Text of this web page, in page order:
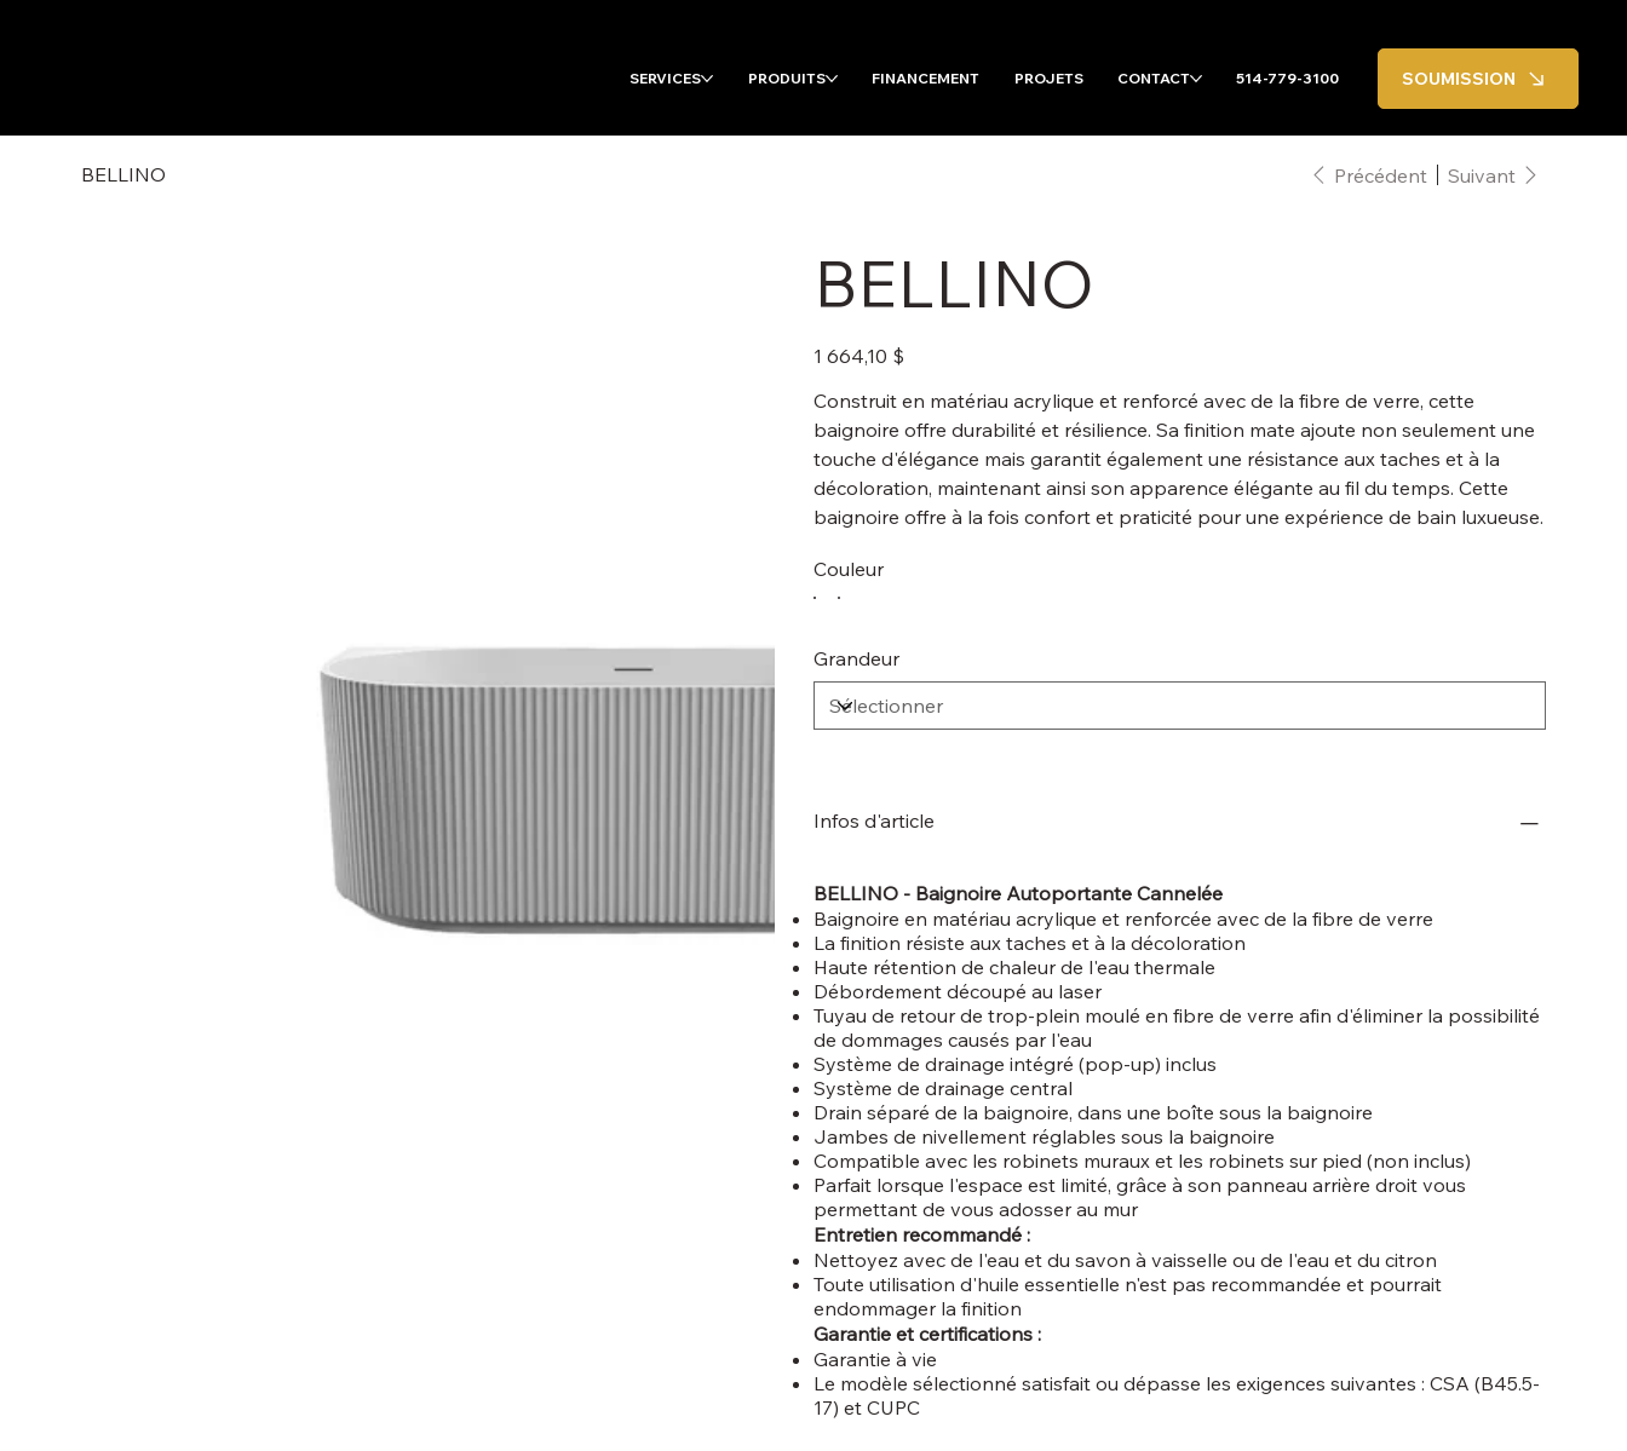
SERVICES PRODUITS FINANCEMENT PROJETS CONTACT 514-779-3100 SOUMISSION
BELLINO Précédent Suivant
BELLINO
Prix
1 664,10 $
Construit en matériau acrylique et renforcé avec de la fibre de verre, cette
baignoire offre durabilité et résilience. Sa finition mate ajoute non seulement une
touche d'élégance mais garantit également une résistance aux taches et à la
décoloration, maintenant ainsi son apparence élégante au fil du temps. Cette
baignoire offre à la fois confort et praticité pour une expérience de bain luxueuse.
Couleur
Grandeur
Infos d'article
BELLINO - Baignoire Autoportante Cannelée
Baignoire en matériau acrylique et renforcée avec de la fibre de verre
La finition résiste aux taches et à la décoloration
Haute rétention de chaleur de l'eau thermale
Débordement découpé au laser
Tuyau de retour de trop-plein moulé en fibre de verre afin d'éliminer la possibilité
de dommages causés par l'eau
Système de drainage intégré (pop-up) inclus
Système de drainage central
Drain séparé de la baignoire, dans une boîte sous la baignoire
Jambes de nivellement réglables sous la baignoire
Compatible avec les robinets muraux et les robinets sur pied (non inclus)
Parfait lorsque l'espace est limité, grâce à son panneau arrière droit vous
permettant de vous adosser au mur
Entretien recommandé :
Nettoyez avec de l'eau et du savon à vaisselle ou de l'eau et du citron
Toute utilisation d'huile essentielle n'est pas recommandée et pourrait
endommager la finition
Garantie et certifications :
Garantie à vie
Le modèle sélectionné satisfait ou dépasse les exigences suivantes : CSA (B45.5-
17) et CUPC